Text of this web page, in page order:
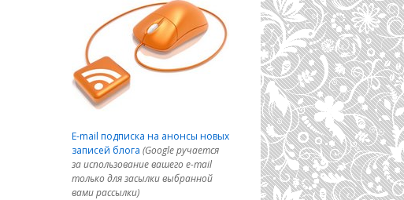
E-mail подписка на анонсы новых
записей блога (Google ручается
за использование вашего e-mail
только для засылки выбранной
вами рассылки)